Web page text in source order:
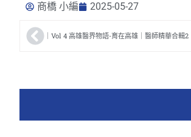
商橋 小編 2025-05-27
｜Vol 4 高雄醫界物語-育在高雄｜醫師精華合輯2